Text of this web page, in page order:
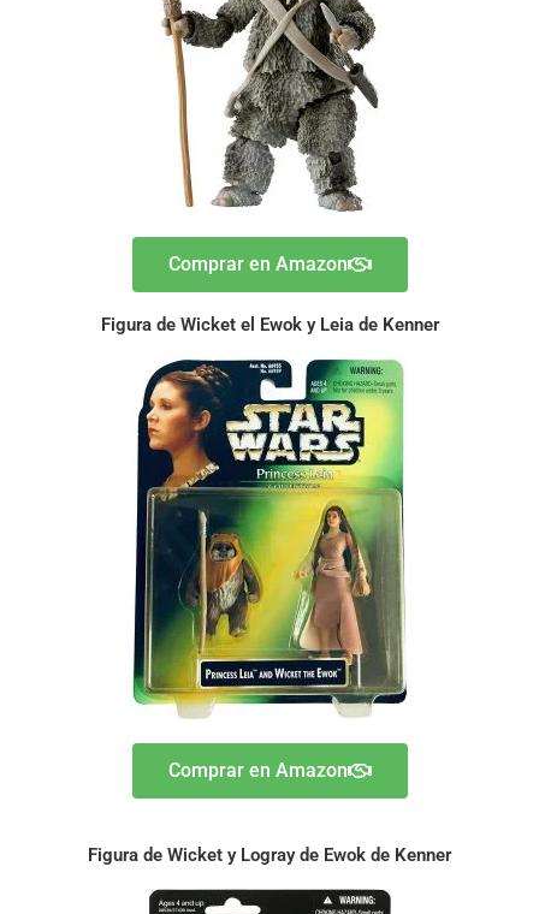
Comprar en Amazon
Figura de Wicket el Ewok y Leia de Kenner
Comprar en Amazon
Figura de Wicket y Logray de Ewok de Kenner